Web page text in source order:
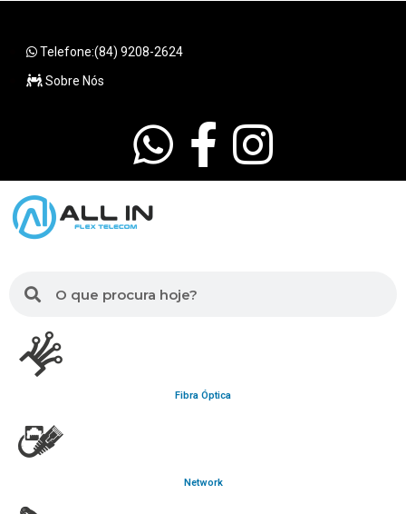
Telefone:(84) 9208-2624
Sobre Nós
Fibra Óptica
Network